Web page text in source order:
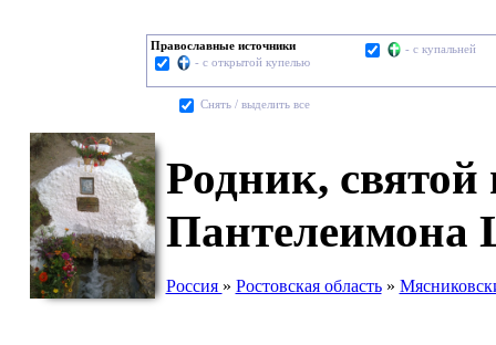
Православные источники
- с открытой купелью
- с купальней
Cнять / выделить все
Родник,
Пантелеимона
Россия » Ростовская область»